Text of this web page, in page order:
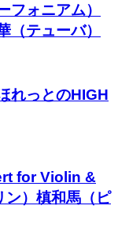
フォニアム）
（テューバ）
れっとのHIGH
for Violin &
ン）槙和馬（ピ